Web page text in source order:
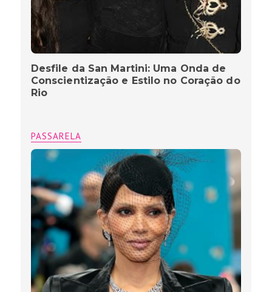
Desfile da San Martini: Uma Onda de
Conscientização e Estilo no Coração do
Rio
PASSARELA